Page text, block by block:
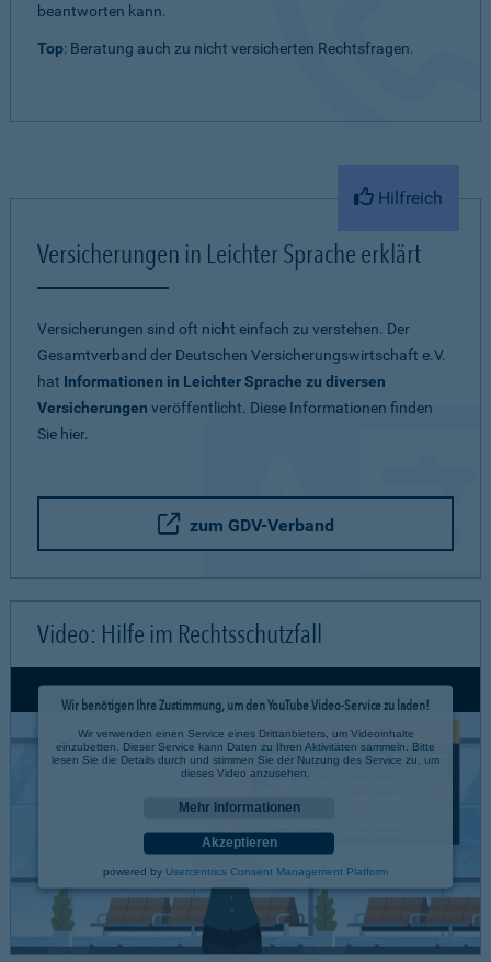
beantworten kann.
Top: Beratung auch zu nicht versicherten Rechtsfragen.
Hilfreich
Versicherungen in Leichter Sprache erklärt
Versicherungen sind oft nicht einfach zu verstehen. Der
Gesamtverband der Deutschen Versicherungswirtschaft e.V.
hat Informationen in Leichter Sprache zu diversen
Versicherungen veröffentlicht. Diese Informationen finden
Sie hier.
zum GDV-Verband
Video: Hilfe im Rechtsschutzfall
Wir benötigen Ihre Zustimmung, um den YouTube Video-Service zu laden!
Wir verwenden einen Service eines Drittanbieters, um Videoinhalte
einzubetten. Dieser Service kann Daten zu Ihren Aktivitäten sammeln. Bitte
lesen Sie die Details durch und stimmen Sie der Nutzung des Service zu, um
dieses Video anzusehen.
Mehr Informationen
Akzeptieren
powered by Usercentrics Consent Management Platform